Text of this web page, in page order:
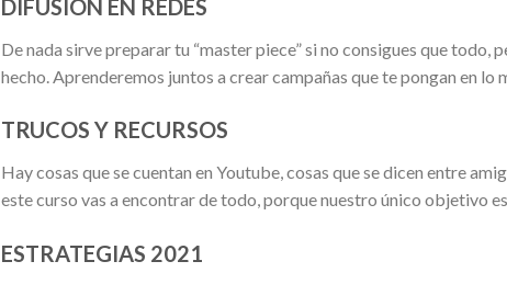
DIFUSIÓN EN REDES
De nada sirve preparar tu “master piece” si no consigues que todo,
hecho. Aprenderemos juntos a crear campañas que te pongan en lo
TRUCOS Y RECURSOS
Hay cosas que se cuentan en Youtube, cosas que se dicen entre
este curso vas a encontrar de todo, porque nuestro único objetivo
ESTRATEGIAS 2021